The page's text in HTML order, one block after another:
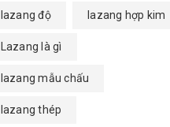
lazang độ lazang hợp kim
Lazang là gì
lazang mẫu chấu
lazang thép